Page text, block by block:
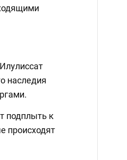
наследия
подплыть к
происходят